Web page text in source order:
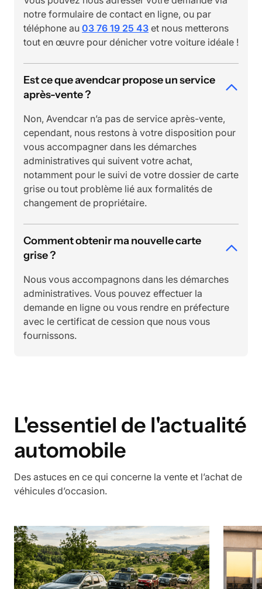
notre formulaire de contact en ligne, ou par
téléphone au 03 76 19 25 43 et nous metterons
tout en œuvre pour dénicher votre voiture idéale !
Est ce que avendcar propose un service
après-vente ?
Non, Avendcar n’a pas de service après-vente,
cependant, nous restons à votre disposition pour
vous accompagner dans les démarches
administratives qui suivent votre achat,
notamment pour le suivi de votre dossier de carte
grise ou tout problème lié aux formalités de
changement de propriétaire.
Comment obtenir ma nouvelle carte
grise ?
Nous vous accompagnons dans les démarches
administratives. Vous pouvez effectuer la
demande en ligne ou vous rendre en préfecture
avec le certificat de cession que nous vous
fournissons.
L'essentiel de l'actualité
automobile
Des astuces en ce qui concerne la vente et l’achat de
véhicules d’occasion.